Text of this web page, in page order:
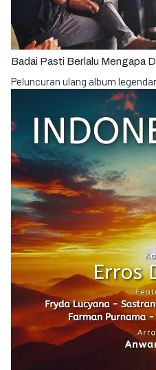
Badai Pasti Berlalu Mengapa
Peluncuran ulang album